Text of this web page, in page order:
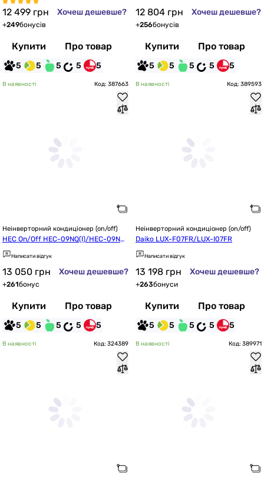
12 499 грн Хочеш дешевше?
+249бонусів
Купити Про товар
5 5 5 5 5
12 804 грн Хочеш дешевше?
+256бонусів
Купити Про товар
5 5 5 5 5
В наявності Код: 387663
Неінверторний кондиціонер (on/off)
HEC On/Off HEC-09NQ(I)/HEC-09NQ
(O)
Написати відгук
13 050 грн Хочеш дешевше?
+261бонус
Купити Про товар
5 5 5 5 5
В наявності Код: 389593
Неінверторний кондиціонер (on/off)
Daiko LUX-F07FR/LUX-I07FR
Написати відгук
13 198 грн Хочеш дешевше?
+263бонуси
Купити Про товар
5 5 5 5 5
В наявності Код: 324389 В наявності Код: 389971